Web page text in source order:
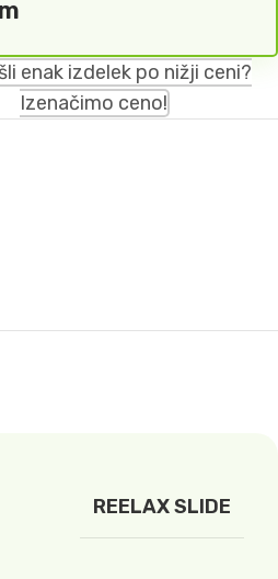
enak izdelek po nižji ceni?
Izenačimo ceno!
REELAX SLIDE